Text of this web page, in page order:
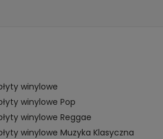
winylowe
winylowe Pop
winylowe Reggae
winylowe Muzyka Klasyczna